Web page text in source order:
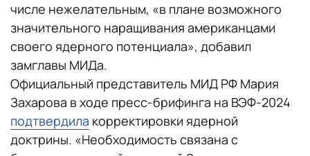
числе нежелательным, «в плане возможного
значительного наращивания американцами
своего ядерного потенциала», добавил
замглавы МИДа.
Официальный представитель МИД РФ Мария
Захарова в ходе пресс-брифинга на ВЭФ-2024
подтвердила корректировки ядерной
доктрины. «Необходимость связана с